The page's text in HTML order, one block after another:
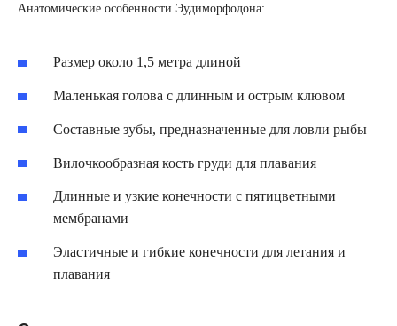
Анатомические особенности Эудиморфодона:
Размер около 1,5 метра длиной
Маленькая голова с длинным и острым клювом
Составные зубы, предназначенные для ловли рыбы
Вилочкообразная кость груди для плавания
Длинные и узкие конечности с пятицветными
мембранами
Эластичные и гибкие конечности для летания и
плавания